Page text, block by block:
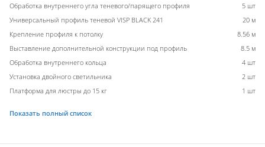
Обработка внутреннего угла теневого/парящего профиля
5 шт
Универсальный профиль теневой VISP BLACK 241
20 м
Крепление профиля к потолку
8.56 м
Выставление дополнительной конструкции под профиль
8.5 м
Обработка внутреннего кольца
4 шт
Установка двойного светильника
2 шт
Платформа для люстры до 15 кг
1 шт
Показать полный список